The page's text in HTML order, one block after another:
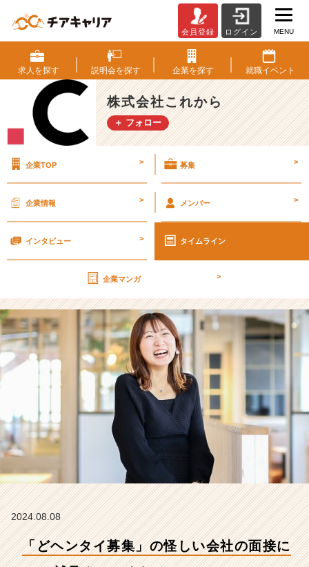
ヘ
ン
タ
イ
募
集」
い
の
つ
い
て
補
足
さ
せ
て
く
だ。
式
会
こ
の
タ
会員登録 ログイン MENU
求人を探す 説明会を探す 企業を探す 就職イベント
株式会社これから
＋ フォロー
企業TOP > 募集 >
企業情報 > メンバー >
インタビュー > タイムライン
企業マンガ >
2024.08.08
「どヘンタイ募集」の怪しい会社の面接に